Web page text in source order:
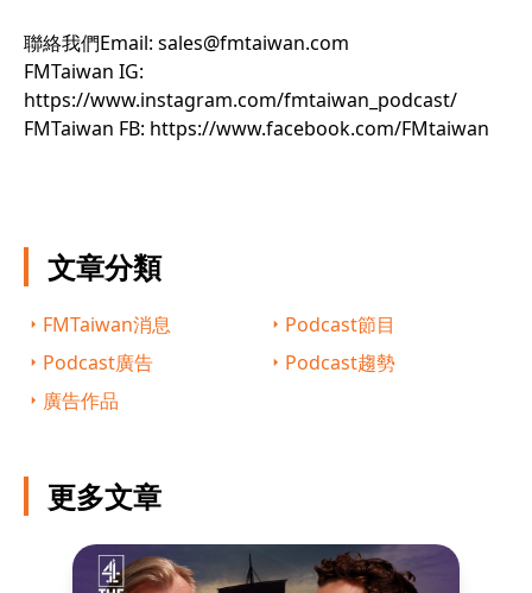
聯絡我們Email: sales@fmtaiwan.com
FMTaiwan IG:
https://www.instagram.com/fmtaiwan_podcast/
FMTaiwan FB: https://www.facebook.com/FMtaiwan
文章分類
FMTaiwan消息
Podcast節目
Podcast廣告
Podcast趨勢
廣告作品
更多文章